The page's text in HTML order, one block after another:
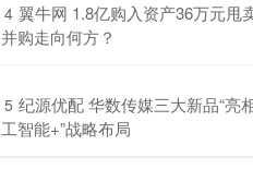
4 翼牛网 1.8亿购入资产36万元甩
并购走向何方？
5 纪源优配 华数传媒三大新品“亮
工智能+”战略布局